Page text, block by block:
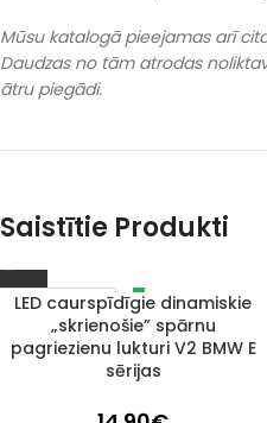
Mūsu katalogā pieejamas arī
Daudzas no tām atrodas
ātru piegādi.
Saistītie Produkti
IZPĀRDOTS
LED caurspīdīgie dinamiskie
„skrienošie” spārnu
pagriezienu lukturi V2 BMW E
sērijas